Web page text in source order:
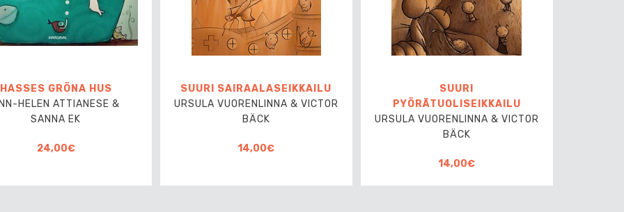
HASSES GRÖNA HUS
HELEN ATTIANESE &
SANNA EK
24,00€
SUURI SAIRAALASEIKKAILU
URSULA VUORENLINNA & VICTOR
BÄCK
14,00€
SUURI
PYÖRÄTUOLISEIKKAILU
URSULA VUORENLINNA & VICTOR
BÄCK
14,00€